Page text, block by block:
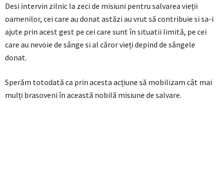
Desi intervin zilnic la zeci de misiuni pentru salvarea vieții
oamenilor, cei care au donat astăzi au vrut să contribuie si sa-i
ajute prin acest gest pe cei care sunt în situatii limită, pe cei
care au nevoie de sânge si al căror vieți depind de sângele
donat.
Sperăm totodată ca prin acesta acțiune să mobilizam cât mai
mulți brasoveni în această nobilă misiune de salvare.